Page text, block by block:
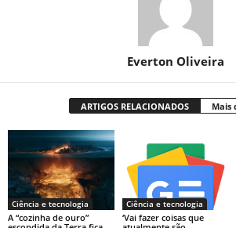
Everton Oliveira
ARTIGOS RELACIONADOS Mais
Ciência e tecnologia
A “cozinha de ouro”
Ciência e tecnologia
‘Vai fazer coisas que